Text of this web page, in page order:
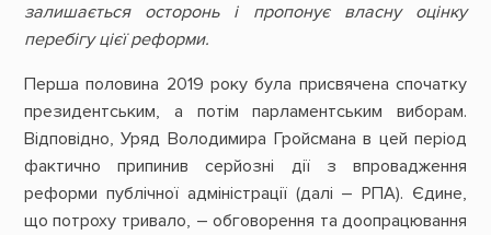
залишається осторонь і пропонує власну оцінку
перебігу цієї реформи.
Перша половина 2019 року була присвячена спочатку
президентським, а потім парламентським виборам.
Відповідно, Уряд Володимира Гройсмана в цей період
фактично припинив серйозні дії з впровадження
реформи публічної адміністрації (далі – РПА). Єдине,
що потроху тривало, – обговорення та доопрацювання